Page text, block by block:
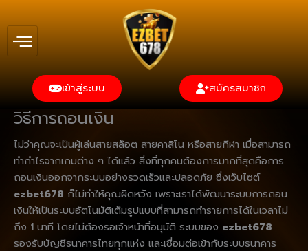
to
content
เข้าสู่ระบบ สมัครสมาชิก
วิธีการถอนเงิน
ไม่ว่าคุณจะเป็นผู้เล่นสายสล็อต สายคาสิโน หรือสายกีฬา เมื่อสามารถ
ทำกำไรจากเกมต่าง ๆ ได้แล้ว สิ่งที่ทุกคนต้องการมากที่สุดคือการ
ถอนเงินออกจากระบบอย่างรวดเร็วและปลอดภัย ซึ่งเว็บไซต์
ezbet678 ก็ไม่ทำให้คุณผิดหวัง เพราะเราได้พัฒนาระบบการถอน
เงินให้เป็นระบบอัตโนมัติเต็มรูปแบบที่สามารถทำรายการได้ในเวลาไม่
ถึง 1 นาที โดยไม่ต้องรอเจ้าหน้าที่อนุมัติ ระบบของ ezbet678
รองรับบัญชีธนาคารไทยทุกแห่ง และเชื่อมต่อเข้ากับระบบธนาคาร